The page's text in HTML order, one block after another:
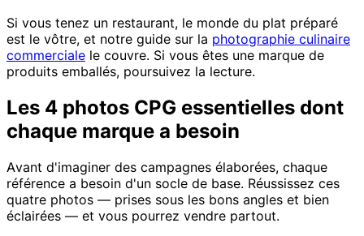
Si vous tenez un restaurant, le monde du plat préparé
est le vôtre, et notre guide sur la photographie culinaire
commerciale le couvre. Si vous êtes une marque de
produits emballés, poursuivez la lecture.
Les 4 photos CPG essentielles dont
chaque marque a besoin
Avant d'imaginer des campagnes élaborées, chaque
référence a besoin d'un socle de base. Réussissez ces
quatre photos — prises sous les bons angles et bien
éclairées — et vous pourrez vendre partout.